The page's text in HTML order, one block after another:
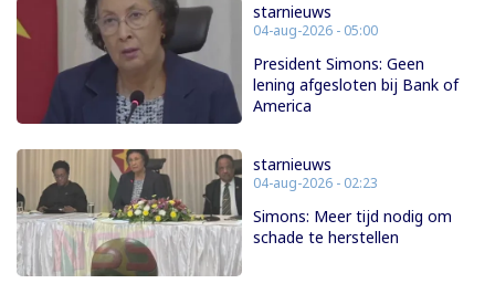
starnieuws
04-aug-2026 - 05:00
President Simons: Geen
lening afgesloten bij Bank of
America
starnieuws
04-aug-2026 - 02:23
Simons: Meer tijd nodig om
schade te herstellen